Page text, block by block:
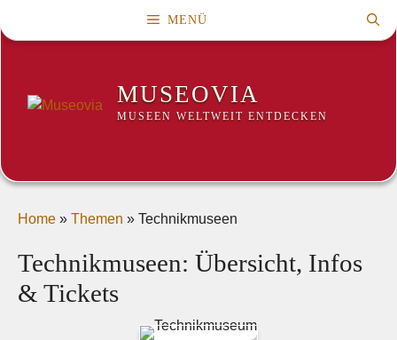
Inhalt
MENÜ
MUSEOVIA
MUSEEN WELTWEIT ENTDECKEN
Home » Themen » Technikmuseen
Technikmuseen: Übersicht, Infos
& Tickets